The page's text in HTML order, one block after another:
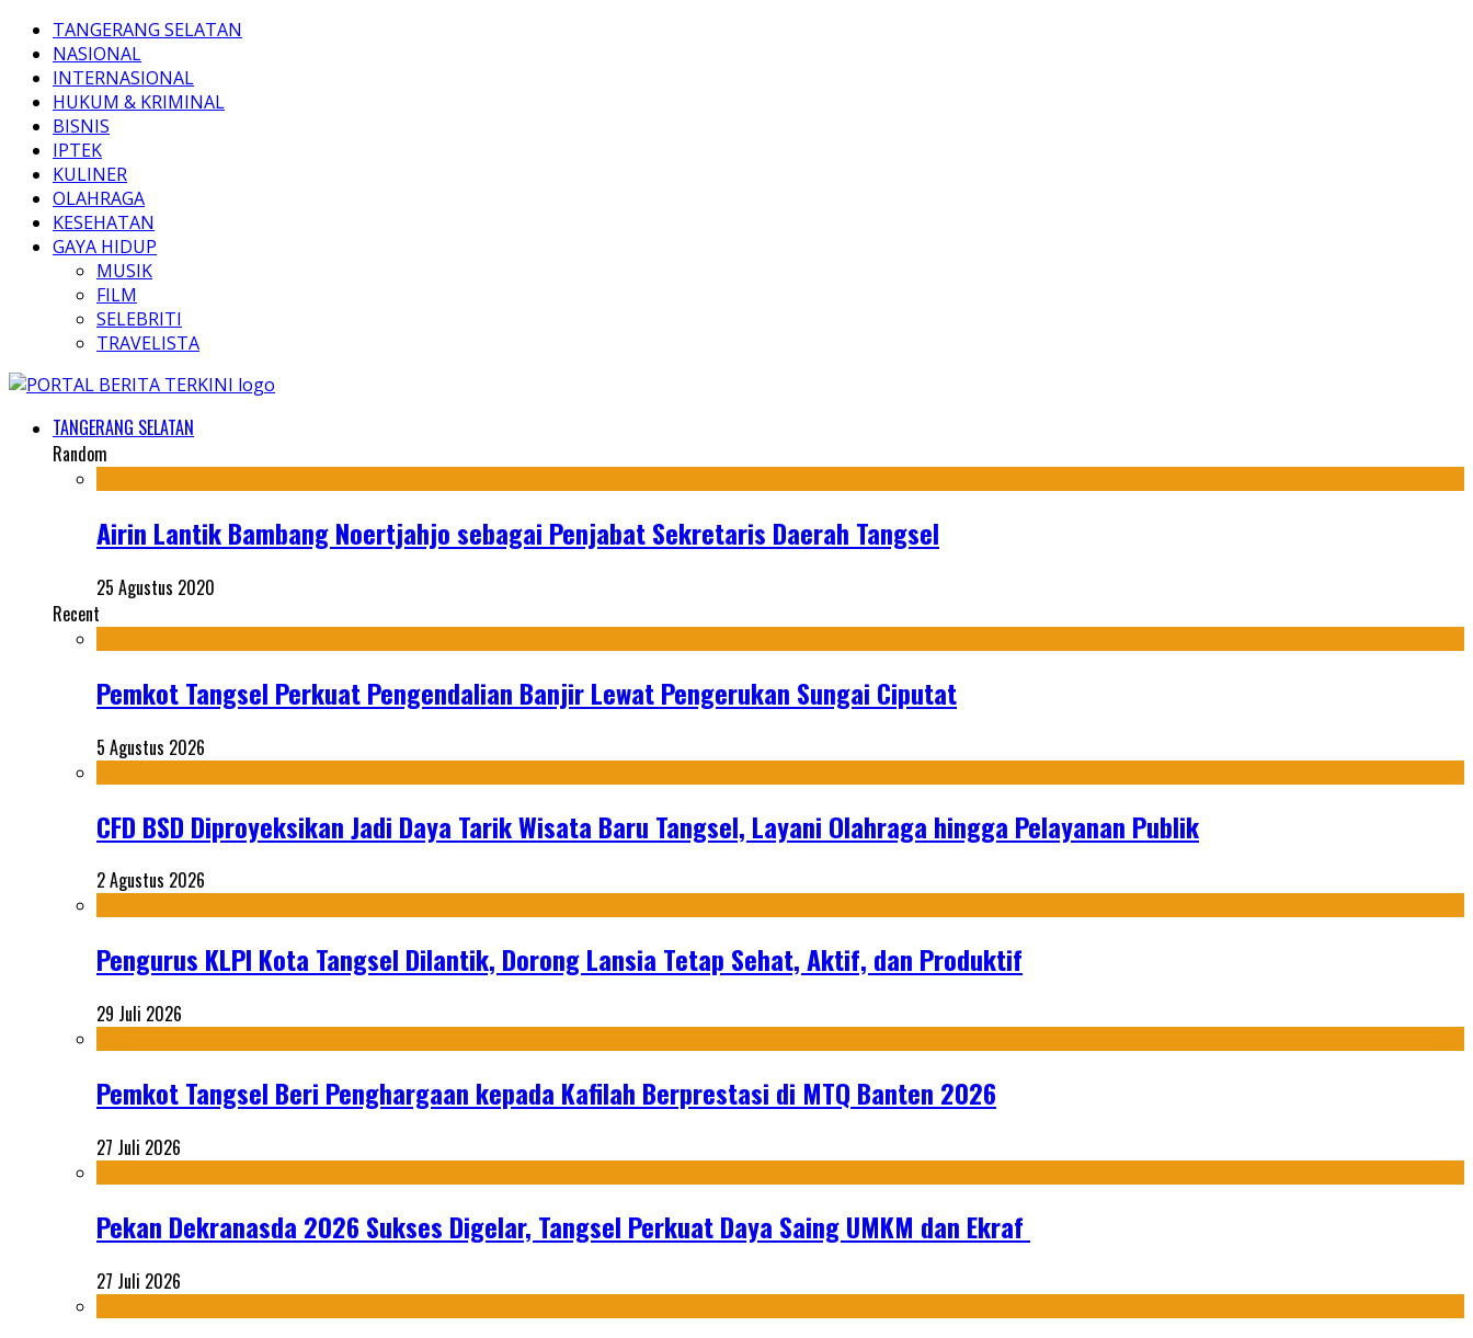
TANGERANG SELATAN
NASIONAL
INTERNASIONAL
HUKUM & KRIMINAL
BISNIS
IPTEK
KULINER
OLAHRAGA
KESEHATAN
GAYA HIDUP
MUSIK
FILM
SELEBRITI
TRAVELISTA
TANGERANG SELATAN
Random
Airin Lantik Bambang Noertjahjo sebagai Penjabat Sekretaris Daerah Tangsel
25 Agustus 2020
Recent
Pemkot Tangsel Perkuat Pengendalian Banjir Lewat Pengerukan Sungai Ciputat
5 Agustus 2026
CFD BSD Diproyeksikan Jadi Daya Tarik Wisata Baru Tangsel, Layani Olahraga hingga Pelayanan Publik
2 Agustus 2026
Pengurus KLPI Kota Tangsel Dilantik, Dorong Lansia Tetap Sehat, Aktif, dan Produktif
29 Juli 2026
Pemkot Tangsel Beri Penghargaan kepada Kafilah Berprestasi di MTQ Banten 2026
27 Juli 2026
Pekan Dekranasda 2026 Sukses Digelar, Tangsel Perkuat Daya Saing UMKM dan Ekraf
27 Juli 2026